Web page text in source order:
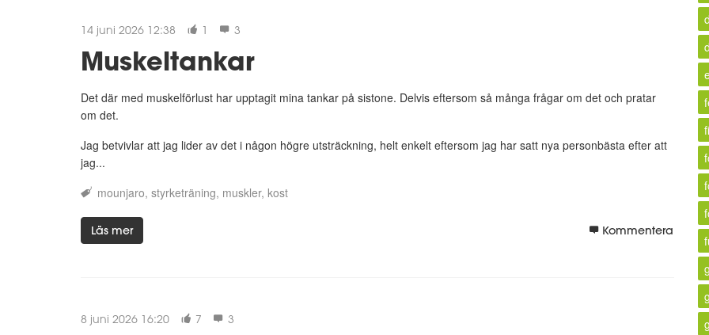
14 juni 2026 12:38 1 3
Muskeltankar
Det där med muskelförlust har upptagit mina tankar på sistone. Delvis eftersom så många frågar om det och pratar
om det.
Jag betvivlar att jag lider av det i någon högre utsträckning, helt enkelt eftersom jag har satt nya personbästa efter att
jag...
mounjaro styrketräning muskler kost
Läs mer Kommentera
8 juni 2026 16:20 7 3